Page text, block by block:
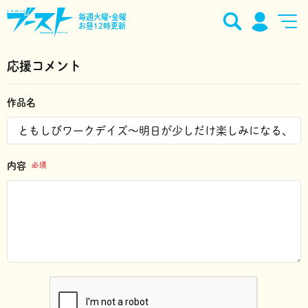
毎週火曜•金曜
お昼12時更新
応援コメント
作品名
内容